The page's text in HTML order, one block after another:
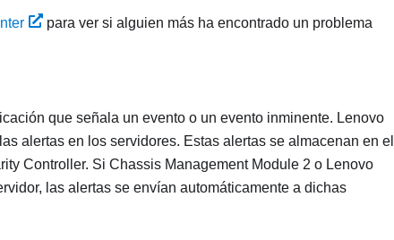
para ver si alguien más ha encontrado un problema
que señala un evento o un evento inminente. Lenovo
alertas en los servidores. Estas alertas se almacenan en el
Controller. Si Chassis Management Module 2 o Lenovo
las alertas se envían automáticamente a dichas